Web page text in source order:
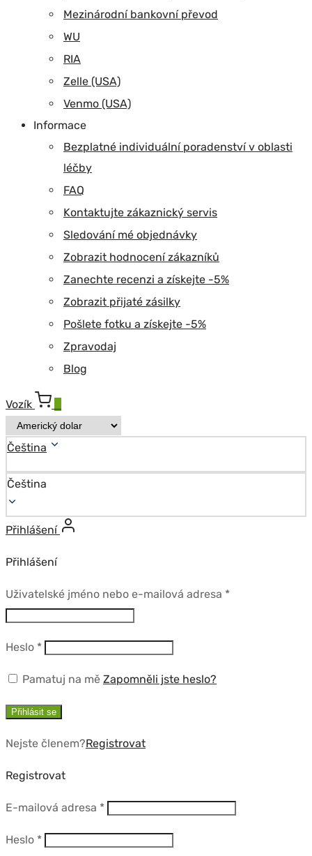
Mezinárodní bankovní převod
WU
RIA
Zelle (USA)
Venmo (USA)
Informace
Bezplatné individuální poradenství v oblasti
léčby
FAQ
Kontaktujte zákaznický servis
Sledování mé objednávky
Zobrazit hodnocení zákazníků
Zanechte recenzi a získejte -5%
Zobrazit přijaté zásilky
Pošlete fotku a získejte -5%
Zpravodaj
Blog
Vozík
Čeština
Čeština
Přihlášení
Přihlášení
Uživatelské jméno nebo e-mailová adresa *Povinné
Heslo *Povinné
Pamatuj na mě Zapomněli jste heslo?
Přihlásit se
Nejste členem?Registrovat
Registrovat
E-mailová adresa *Povinné
Heslo *Povinné